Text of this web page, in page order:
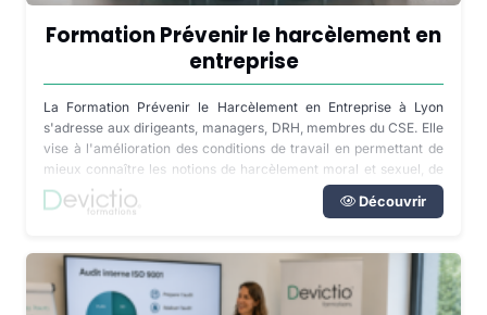
Formation Prévenir le harcèlement en
entreprise
La Formation Prévenir le Harcèlement en Entreprise à Lyon
s'adresse aux dirigeants, managers, DRH, membres du CSE. Elle
vise à l'amélioration des conditions de travail en permettant de
mieux connaître les notions de harcèlement moral et sexuel, de
repérer les situations à risque et de mettre en œuvre un
processus de prévention adapté.
Découvrir